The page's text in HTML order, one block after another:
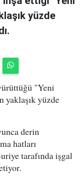
yüzde
"Yeni
yaklaşık yüzde
derin
hatları
tarafında işgal